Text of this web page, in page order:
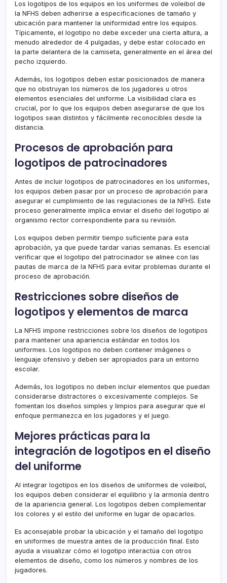
Los logotipos de los equipos en los uniformes de voleibol de
la NFHS deben adherirse a especificaciones de tamaño y
ubicación para mantener la uniformidad entre los equipos.
Típicamente, el logotipo no debe exceder una cierta altura, a
menudo alrededor de 4 pulgadas, y debe estar colocado en
la parte delantera de la camiseta, generalmente en el área del
pecho izquierdo.
Además, los logotipos deben estar posicionados de manera
que no obstruyan los números de los jugadores u otros
elementos esenciales del uniforme. La visibilidad clara es
crucial, por lo que los equipos deben asegurarse de que los
logotipos sean distintos y fácilmente reconocibles desde la
distancia.
Procesos de aprobación para
logotipos de patrocinadores
Antes de incluir logotipos de patrocinadores en los uniformes,
los equipos deben pasar por un proceso de aprobación para
asegurar el cumplimiento de las regulaciones de la NFHS. Este
proceso generalmente implica enviar el diseño del logotipo al
organismo rector correspondiente para su revisión.
Los equipos deben permitir tiempo suficiente para esta
aprobación, ya que puede tardar varias semanas. Es esencial
verificar que el logotipo del patrocinador se alinee con las
pautas de marca de la NFHS para evitar problemas durante el
proceso de aprobación.
Restricciones sobre diseños de
logotipos y elementos de marca
La NFHS impone restricciones sobre los diseños de logotipos
para mantener una apariencia estándar en todos los
uniformes. Los logotipos no deben contener imágenes o
lenguaje ofensivo y deben ser apropiados para un entorno
escolar.
Además, los logotipos no deben incluir elementos que puedan
considerarse distractores o excesivamente complejos. Se
fomentan los diseños simples y limpios para asegurar que el
enfoque permanezca en los jugadores y el juego.
Mejores prácticas para la
integración de logotipos en el diseño
del uniforme
Al integrar logotipos en los diseños de uniformes de voleibol,
los equipos deben considerar el equilibrio y la armonía dentro
de la apariencia general. Los logotipos deben complementar
los colores y el estilo del uniforme en lugar de opacarlos.
Es aconsejable probar la ubicación y el tamaño del logotipo
en uniformes de muestra antes de la producción final. Esto
ayuda a visualizar cómo el logotipo interactúa con otros
elementos de diseño, como los números y nombres de los
jugadores.